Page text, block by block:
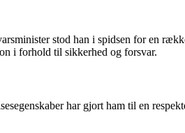
stod han i spidsen for en
i forhold til sikkerhed og forsvar.
har gjort ham til en